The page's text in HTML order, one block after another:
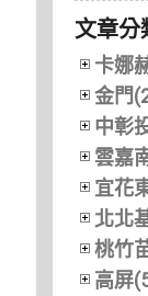
文章分
卡娜
金門
中彰
雲嘉
宜花
北北
桃竹
高屏